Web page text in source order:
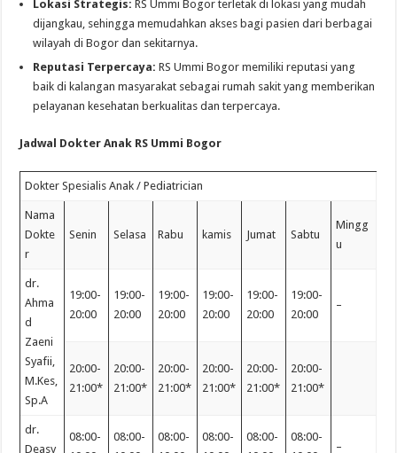
Lokasi Strategis: RS Ummi Bogor terletak di lokasi yang mudah
dijangkau, sehingga memudahkan akses bagi pasien dari berbagai
wilayah di Bogor dan sekitarnya.
Reputasi Terpercaya: RS Ummi Bogor memiliki reputasi yang
baik di kalangan masyarakat sebagai rumah sakit yang memberikan
pelayanan kesehatan berkualitas dan terpercaya.
Jadwal Dokter Anak RS Ummi Bogor
Dokter Spesialis Anak / Pediatrician
Nama
Dokte
r
Senin Selasa Rabu kamis Jumat Sabtu
Mingg
u
dr.
Ahma
d
Zaeni
Syafii,
M.Kes,
Sp.A
19:00-
20:00
19:00-
20:00
19:00-
20:00
19:00-
20:00
19:00-
20:00
19:00-
20:00
–
20:00-
21:00*
20:00-
21:00*
20:00-
21:00*
20:00-
21:00*
20:00-
21:00*
20:00-
21:00*
dr.
Deasy
08:00-
08:00-
08:00-
08:00-
08:00-
08:00-
–